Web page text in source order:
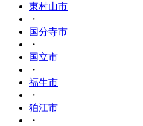
東村山市
・
国分寺市
・
国立市
・
福生市
・
狛江市
・